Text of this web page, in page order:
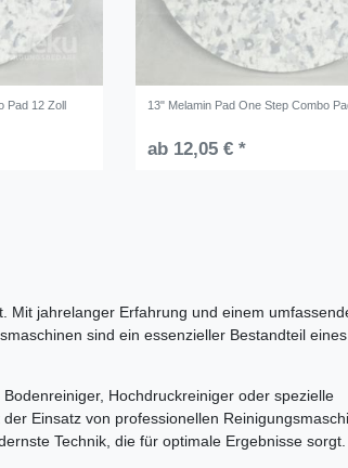
Pad 12 Zoll 13" Melamin Pad One Step Combo
ab 12,05 € *
Mit jahrelanger Erfahrung und einem
sind ein essenzieller Bestandteil eines
Hochdruckreiniger oder spezielle
Einsatz von professionellen
Technik, die für optimale Ergebnisse sorgt.